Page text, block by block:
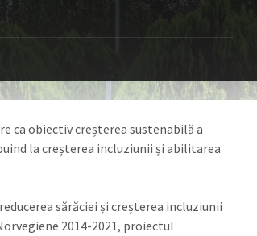
ca obiectiv creșterea sustenabilă a
la creșterea incluziunii și abilitarea
sărăciei și creșterea incluziunii
2014-2021, proiectul